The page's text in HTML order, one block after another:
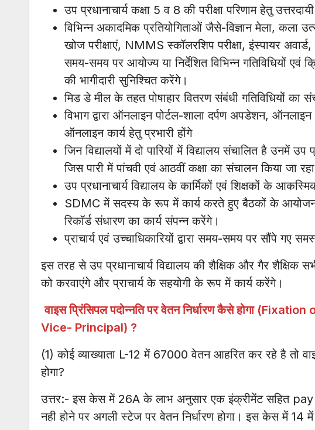
उप प्रधानाचार्य कक्षा 5 व 8 की परीक्षा परिणाम हेतु
विभिन्न अकादमिक प्रतियोगिताओं जैसे-विज्ञान मेला, कला
खोज परीक्षाएं, NMMS स्कॉलरशिप परीक्षा, इंस्पायर अवार्ड,
समय-समय पर आयोज्य या निर्देशित विभिन्न गतिविधियों एवं
की भागीदारी सुनिश्चित करेंगे।
मिड डे मील के तहत पोषाहार वितरण संबंधी गतिविधियों का
विभाग द्वारा ऑनलाइन पोर्टल-शाला दर्पण अपडेशन,
ऑनलाइन कार्य हेतु प्रभारी होंगे
जिन विद्यालयों में दो पारियों में विद्यालय संचालित है उनमें उप
जिस पारी में पांचवी एवं आठवीं कक्षा का संचालन किया जा
उप प्रधानाचार्य विद्यालय के कार्मिकों एवं शिक्षकों के
SDMC में सदस्य के रूप में कार्य करते हुए बैठकों के आयोजन
रिकॉर्ड संधारण का कार्य संपन्न करेंगे।
प्राचार्य एवं उच्चाधिकारियों द्वारा समय-समय पर सौंपे गए
इस तरह से उप प्रधानाचार्य विद्यालय की शैक्षिक और गैर शैक्षिक
को करवाएंगे और प्राचार्य के सहयोगी के रूप में कार्य करेंगे।
वाइस प्रिंसिपल पदोन्नति पर वेतन निर्धारण कैसे होगा
Vice- Principal) ?
(1) कोई व्याख्याता L-12 में 67000 वेतन आहरित कर रहे है तो
होगा?
उत्तर:- इस केस में 26A के लाभ अनुसार एक इंक्रीमेंट सहित
नही होने पर अगली स्टेज पर वेतन निर्धारण होगा। इस केस में 14 में